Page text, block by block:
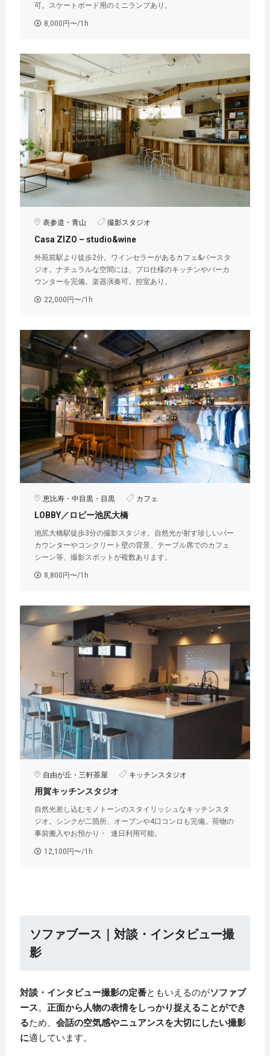
可。スケートボード用のミニランプあり。
8,000円〜/1h
表参道・青山 撮影スタジオ
Casa ZIZO – studio&wine
外苑前駅より徒歩2分。ワインセラーがあるカフェ&バースタ
ジオ。ナチュラルな空間には、プロ仕様のキッチンやバーカ
ウンターを完備。楽器演奏可。控室あり。
22,000円〜/1h
恵比寿・中目黒・目黒 カフェ
LOBBY／ロビー池尻大橋
池尻大橋駅徒歩3分の撮影スタジオ。自然光が射す珍しいバー
カウンターやコンクリート壁の背景、テーブル席でのカフェ
シーン等、撮影スポットが複数あります。
8,800円〜/1h
自由が丘・三軒茶屋 キッチンスタジオ
用賀キッチンスタジオ
自然光差し込むモノトーンのスタイリッシュなキッチンスタ
ジオ。シンクが二箇所、オーブンや4口コンロも完備。荷物の
事前搬入やお預かり・ 連日利用可能。
12,100円〜/1h
ソファブース｜対談・インタビュー撮
影
対談・インタビュー撮影の定番ともいえるのがソファブ
ース。 正面から人物の表情をしっかり捉えることができ
るため、 会話の空気感やニュアンスを大切にしたい撮影
に適しています。